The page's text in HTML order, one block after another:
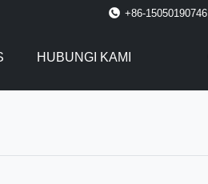
+86-15050190746
HUBUNGI KAMI